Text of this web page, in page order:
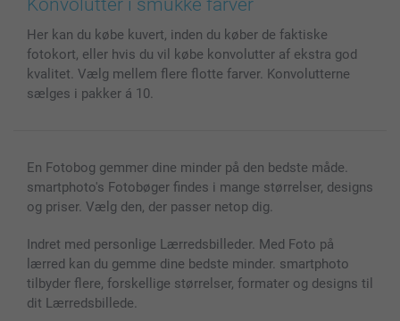
MyNameBook
Fotokalender & Kalenderbog
Fotorammer & Tilbehør
Betingelser og garantier
Investor Relations
Priser & betaling
Status for ordrer
Konvolutter i smukke farver
Her kan du købe kuvert, inden du køber de faktiske
fotokort, eller hvis du vil købe konvolutter af ekstra god
kvalitet. Vælg mellem flere flotte farver. Konvolutterne
sælges i pakker á 10.
En Fotobog gemmer dine minder på den bedste måde.
smartphoto's Fotobøger findes i mange størrelser, designs
og priser. Vælg den, der passer netop dig.
Indret med personlige Lærredsbilleder. Med Foto på
lærred kan du gemme dine bedste minder. smartphoto
tilbyder flere, forskellige størrelser, formater og designs til
dit Lærredsbillede.